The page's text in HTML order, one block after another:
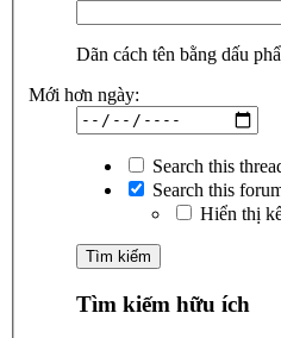
Dãn cách tên bằng dấu
Mới hơn ngày:
Search this
Search this
Hiển thị
Tìm kiếm hữu ích